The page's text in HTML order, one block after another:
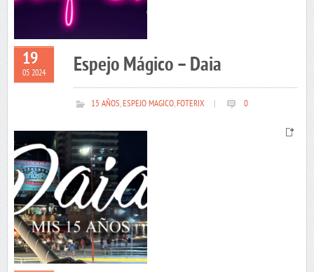
19
05 2024 Espejo Mágico – Daia
15 AÑOS,ESPEJO MAGICO,FOTERIX 0